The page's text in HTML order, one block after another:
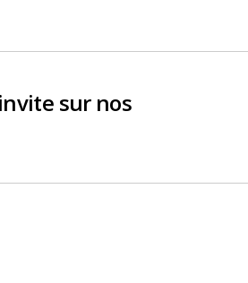
sur nos